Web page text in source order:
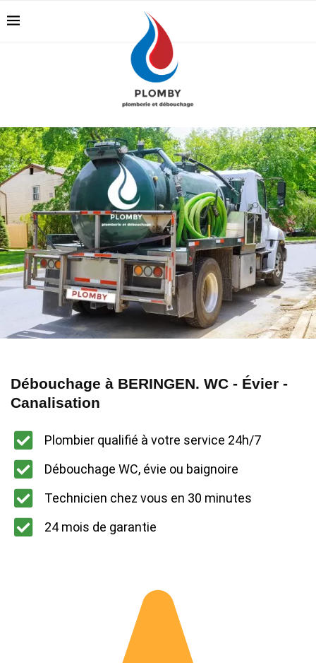
Débouchage à BERINGEN. WC - Évier -
Canalisation
Plombier qualifié à votre service 24h/7
Débouchage WC, évie ou baignoire
Technicien chez vous en 30 minutes
24 mois de garantie